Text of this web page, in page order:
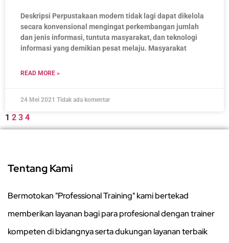
Deskripsi Perpustakaan modern tidak lagi dapat dikelola
secara konvensional mengingat perkembangan jumlah
dan jenis informasi, tuntuta masyarakat, dan teknologi
informasi yang demikian pesat melaju. Masyarakat
READ MORE »
24 Mei 2021 Tidak ada komentar
1 2 3 4
Tentang Kami
Bermotokan "Professional Training" kami bertekad
memberikan layanan bagi para profesional dengan trainer
kompeten di bidangnya serta dukungan layanan terbaik